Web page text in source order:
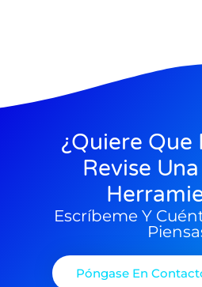
¿Quiere Que
Revise
Escríbeme Y
Póngase En